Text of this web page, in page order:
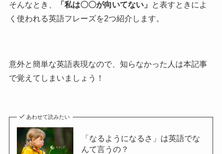
そんなとき、 「私は〇〇が向いてない」
と表すときによ
く使われる英語フレーズを2つ紹介します。
意外と簡単な英語表現なので、知らなかった人は本記事
で覚えてしまいましょう！
あわせて読みたい
「なるようになるさ」は英語でな
んて言うの？